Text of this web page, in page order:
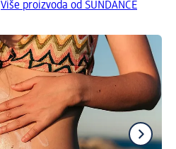
Više proizvoda od SUNDANCE